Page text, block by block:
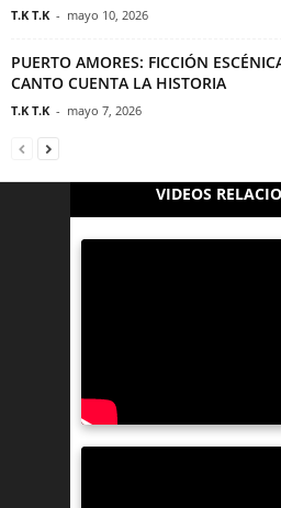
T.K T.K - mayo 10, 2026
PUERTO AMORES: FICCIÓN
CANTO CUENTA LA HISTORIA
T.K T.K - mayo 7, 2026
VIDEOS